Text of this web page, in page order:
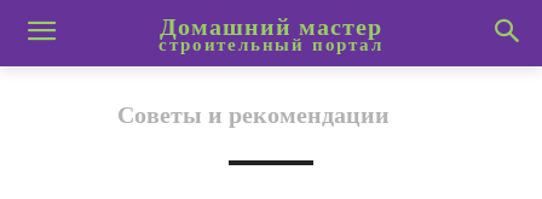
Домашний мастер
строительный портал
Советы и рекомендации